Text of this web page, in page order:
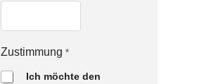
m
u
Zustimmung *
Ich möchte den